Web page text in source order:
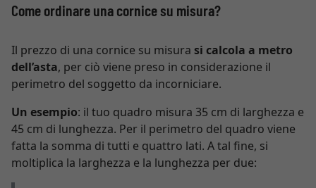
Come ordinare una cornice su misura?
Il prezzo di una cornice su misura si calcola a metro
dell’asta, per ciò viene preso in considerazione il
perimetro del soggetto da incorniciare.
Un esempio: il tuo quadro misura 35 cm di larghezza e
45 cm di lunghezza. Per il perimetro del quadro viene
fatta la somma di tutti e quattro lati. A tal fine, si
moltiplica la larghezza e la lunghezza per due: